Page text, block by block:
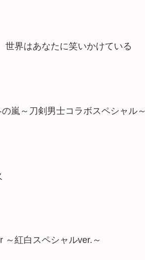
世界はあなたに笑いかけている
嵐～刀剣男士コラボスペシャル～
～紅白スペシャルver.～